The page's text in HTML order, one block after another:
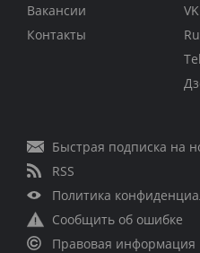
Вакансии
Контакты
Быстрая подписка на
RSS
Политика
Сообщить об ошибке
Правовая информация